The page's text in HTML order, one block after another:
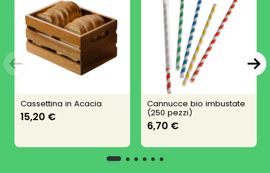
Cassettina in Acacia
15,20 €
Cannucce bio imbustate
(250 pezzi)
6,70 €